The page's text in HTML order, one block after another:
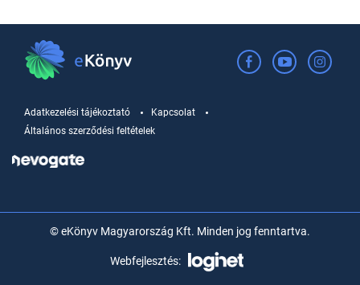
Adatkezelési tájékoztató
Kapcsolat
Általános szerződési feltételek
© eKönyv Magyarország Kft. Minden jog fenntartva.
Webfejlesztés: